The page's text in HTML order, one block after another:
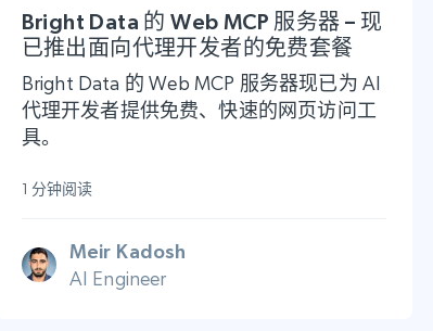
Bright Data 的 Web MCP 服务器 – 现
已推出面向代理开发者的免费套餐
Bright Data 的 Web MCP 服务器现已为 AI
代理开发者提供免费、快速的网页访问工
具。
1 分钟阅读
Meir Kadosh
AI Engineer